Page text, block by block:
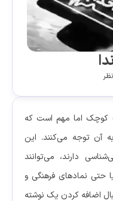
کوچک اما مهم است که
آن توجه می‌کنند. این
دارند، می‌توانند
حتی نمادهای فرهنگی و
اضافه کردن یک نوشته